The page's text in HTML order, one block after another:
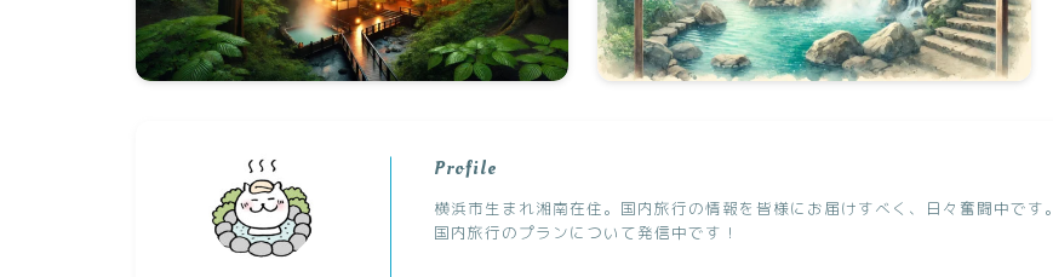
Profile
横浜市生まれ湘南在住。国内旅行の情報を皆様にお届けすべく、日々奮闘中です。
国内旅行のプランについて発信中です！